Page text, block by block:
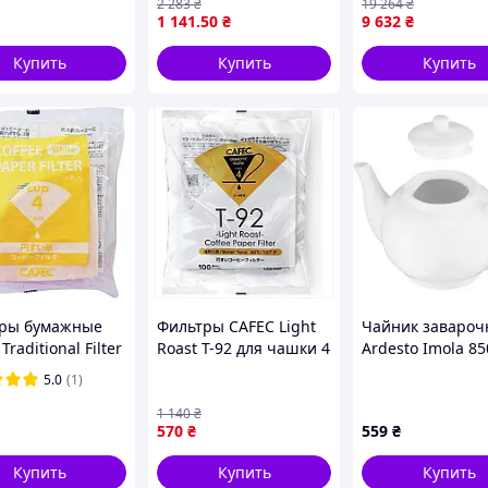
главное, приятный процесс заваривания
в качественную картонную коробку.
Купить
1 141.50 ₴
2 283₴
Купить
заваривания
9 632 ₴
19 264₴
Купить
бумажные
Traditional Filter
100 шт(VS)
5.0 (1)
Купить
Фильтры CAFEC Light
Roast T-92 для чашки 4
обжариванием
570 ₴
1 140₴
Купить
Чайник
Ardesto Imola
559 ₴
Купить